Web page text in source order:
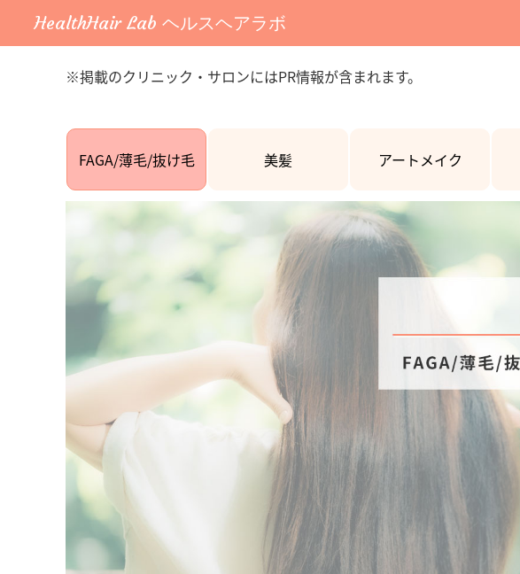
HealthHair Lab ヘルスヘアラボ
※掲載のクリニック・サロンにはPR情報が含まれます。
FAGA/薄毛/抜け毛 美髪 アートメイク